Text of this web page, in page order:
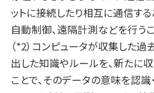
ットに接続したり相互に通信す
自動制御、遠隔計測などを行うこ
（*2）コンピュータが収集した
出した知識やルールを、新たに
ことで、そのデータの意味を認識